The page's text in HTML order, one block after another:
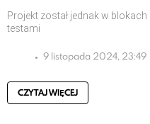
Projekt został jednak w
testami
9 listopada 2024, 23:49
CZYTAJ WIĘCEJ